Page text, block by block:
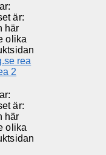
är:
här
olika
är:
här
olika